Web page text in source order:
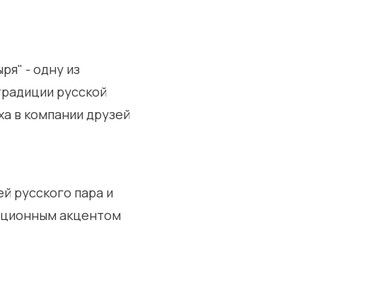
- одну из
русской
в компании друзей
русского пара и
акцентом